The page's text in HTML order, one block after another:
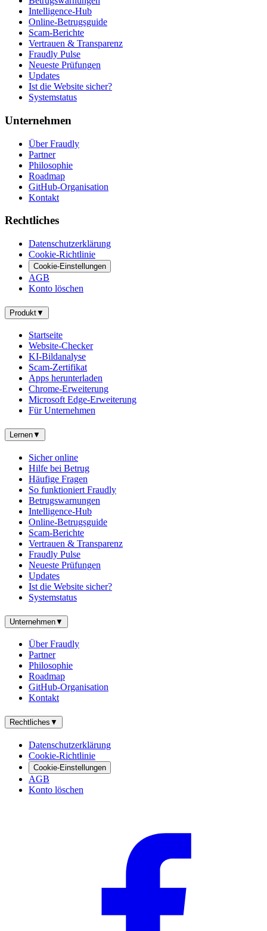
Intelligence-Hub
Online-Betrugsguide
Scam-Berichte
Vertrauen & Transparenz
Fraudly Pulse
Neueste Prüfungen
Updates
Ist die Website sicher?
Systemstatus
Unternehmen
Über Fraudly
Partner
Philosophie
Roadmap
GitHub-Organisation
Kontakt
Rechtliches
Datenschutzerklärung
Cookie-Richtlinie
Cookie-Einstellungen
AGB
Konto löschen
Produkt▼
Startseite
Website-Checker
KI-Bildanalyse
Scam-Zertifikat
Apps herunterladen
Chrome-Erweiterung
Microsoft Edge-Erweiterung
Für Unternehmen
Lernen▼
Sicher online
Hilfe bei Betrug
Häufige Fragen
So funktioniert Fraudly
Betrugswarnungen
Intelligence-Hub
Online-Betrugsguide
Scam-Berichte
Vertrauen & Transparenz
Fraudly Pulse
Neueste Prüfungen
Updates
Ist die Website sicher?
Systemstatus
Unternehmen▼
Über Fraudly
Partner
Philosophie
Roadmap
GitHub-Organisation
Kontakt
Rechtliches ▼
Datenschutzerklärung
Cookie-Richtlinie
Cookie-Einstellungen
AGB
Konto löschen